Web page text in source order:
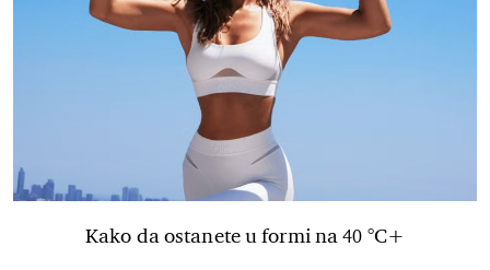
Kako da ostanete u formi na 40 °C+